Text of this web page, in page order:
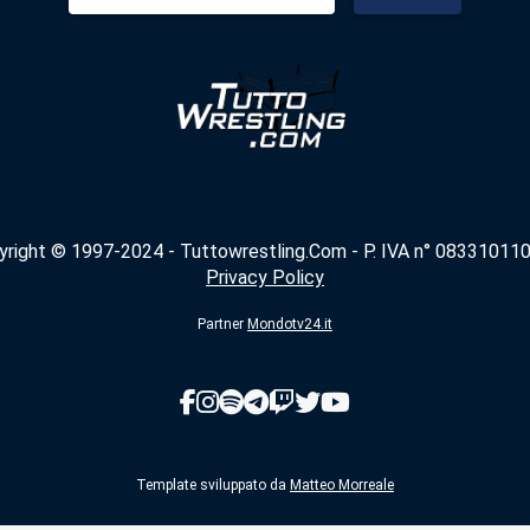
© 1997-2024 - Tuttowrestling.Com - P. IVA n°
Privacy Policy
Partner Mondotv24.it
Template sviluppato da Matteo Morreale